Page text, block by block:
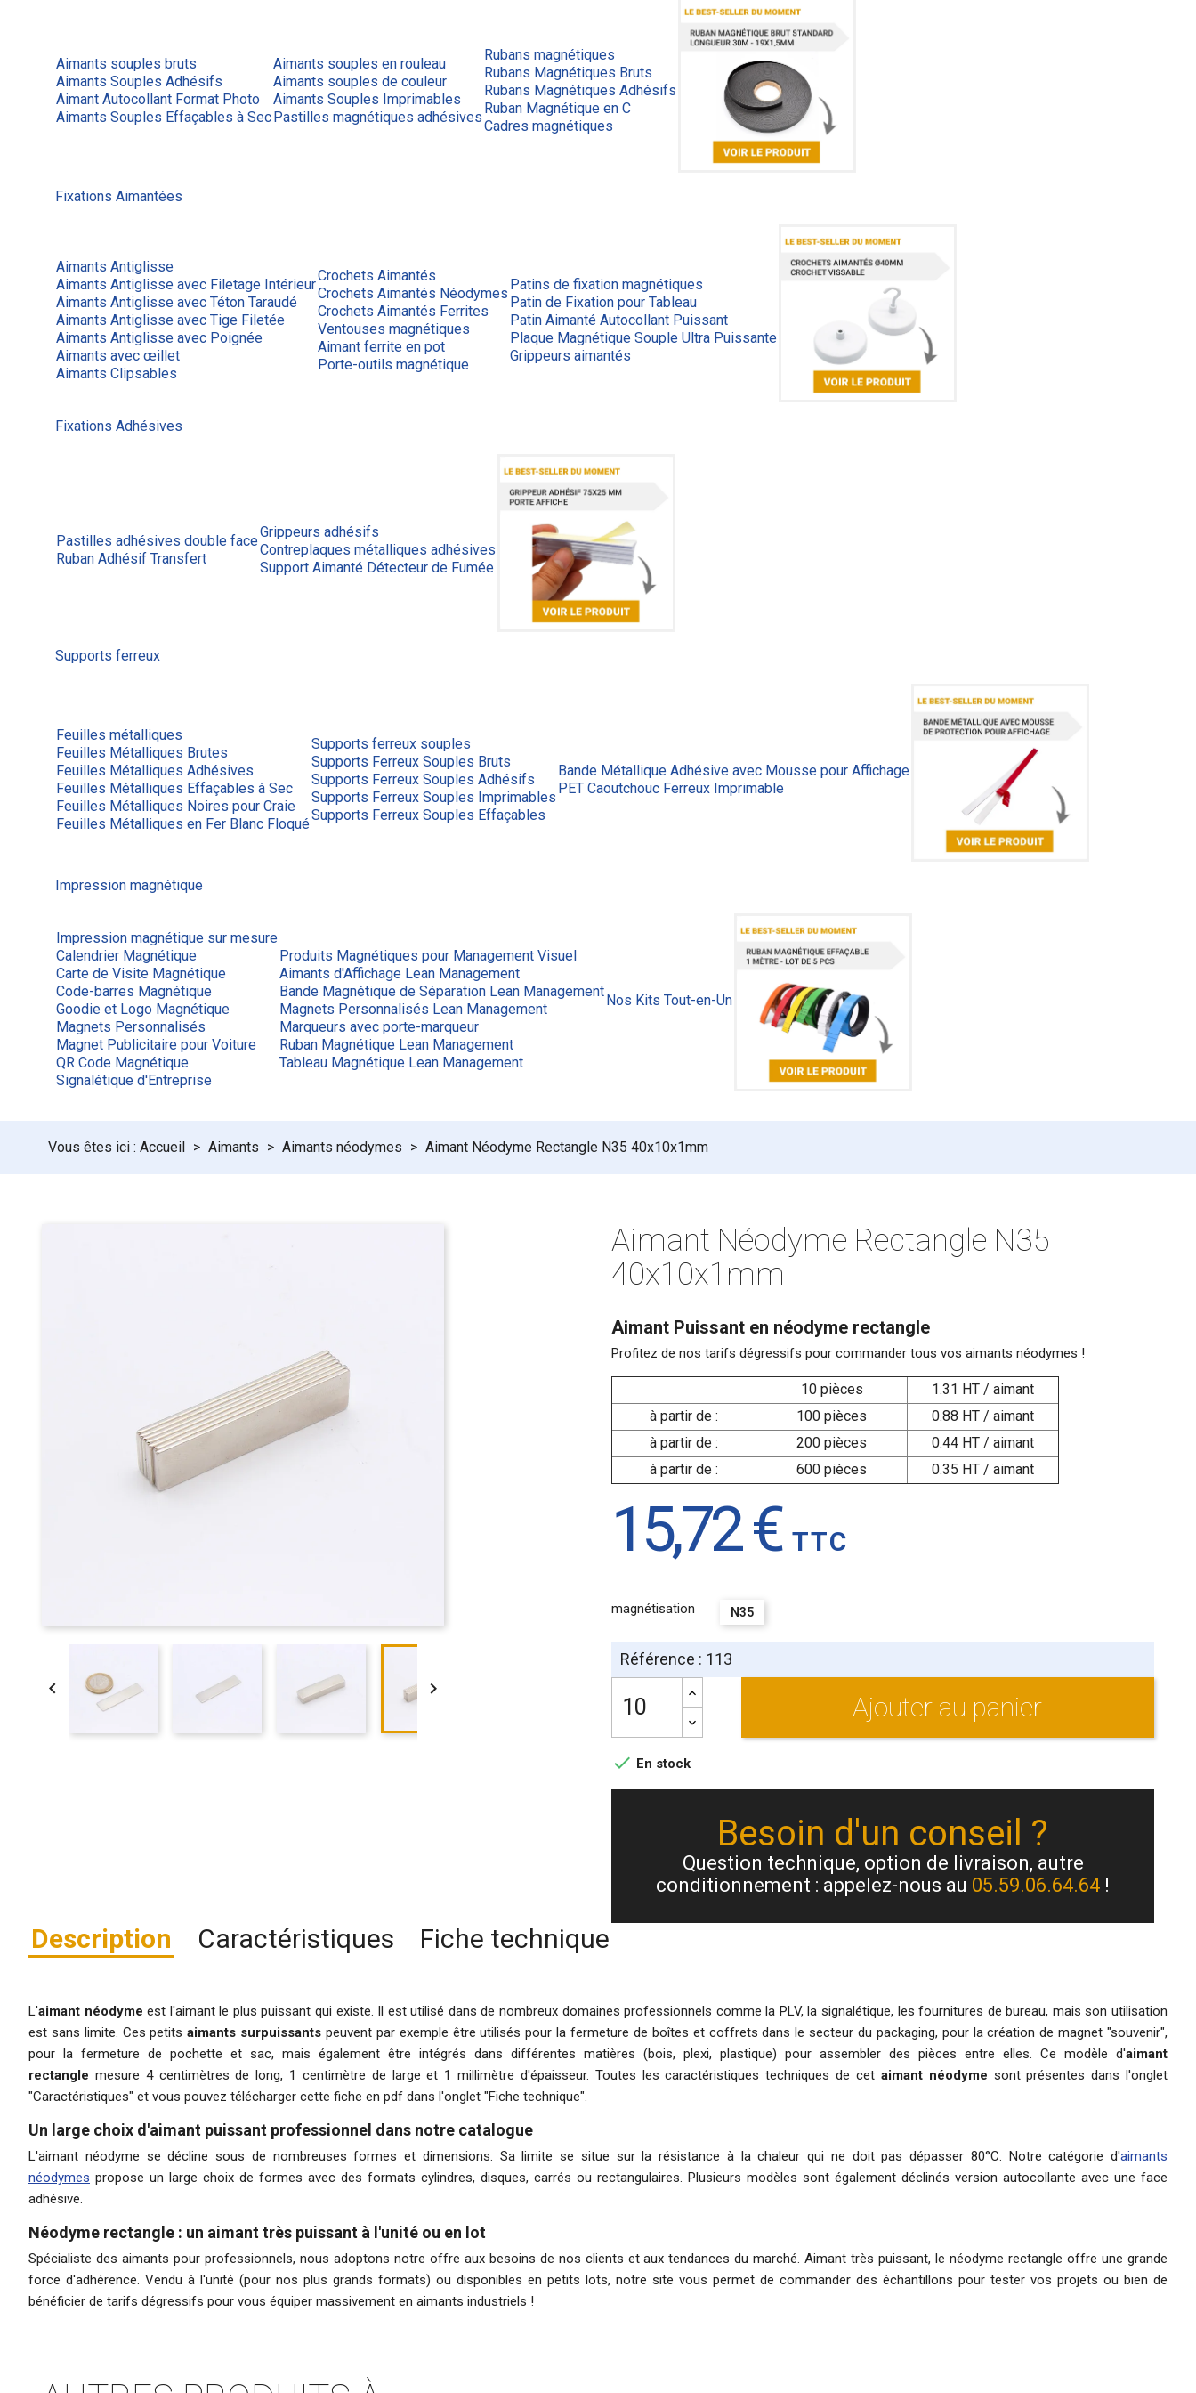
Aimants souples bruts
Aimants Souples Adhésifs
Aimant Autocollant Format Photo
Aimants Souples Effaçables à Sec
Aimants souples en rouleau
Aimants souples de couleur
Aimants Souples Imprimables
Pastilles magnétiques adhésives
Rubans magnétiques
Rubans Magnétiques Bruts
Rubans Magnétiques Adhésifs
Ruban Magnétique en C
Cadres magnétiques
Fixations Aimantées
Aimants Antiglisse
Aimants Antiglisse avec Filetage Intérieur
Aimants Antiglisse avec Téton Taraudé
Aimants Antiglisse avec Tige Filetée
Aimants Antiglisse avec Poignée
Aimants avec œillet
Aimants Clipsables
Crochets Aimantés
Crochets Aimantés Néodymes
Crochets Aimantés Ferrites
Ventouses magnétiques
Aimant ferrite en pot
Porte-outils magnétique
Patins de fixation magnétiques
Patin de Fixation pour Tableau
Patin Aimanté Autocollant Puissant
Plaque Magnétique Souple Ultra Puissante
Grippeurs aimantés
Fixations Adhésives
Pastilles adhésives double face
Ruban Adhésif Transfert
Grippeurs adhésifs
Contreplaques métalliques adhésives
Support Aimanté Détecteur de Fumée
Supports ferreux
Feuilles métalliques
Feuilles Métalliques Brutes
Feuilles Métalliques Adhésives
Feuilles Métalliques Effaçables à Sec
Feuilles Métalliques Noires pour Craie
Feuilles Métalliques en Fer Blanc Floqué
Supports ferreux souples
Supports Ferreux Souples Bruts
Supports Ferreux Souples Adhésifs
Supports Ferreux Souples Imprimables
Supports Ferreux Souples Effaçables
Bande Métallique Adhésive avec Mousse pour Affichage
PET Caoutchouc Ferreux Imprimable
Impression magnétique
Impression magnétique sur mesure
Calendrier Magnétique
Carte de Visite Magnétique
Code-barres Magnétique
Goodie et Logo Magnétique
Magnets Personnalisés
Magnet Publicitaire pour Voiture
QR Code Magnétique
Signalétique d'Entreprise
Produits Magnétiques pour Management Visuel
Aimants d'Affichage Lean Management
Bande Magnétique de Séparation Lean Management
Magnets Personnalisés Lean Management
Marqueurs avec porte-marqueur
Ruban Magnétique Lean Management
Tableau Magnétique Lean Management
Nos Kits Tout-en-Un
Accueil Aimants Aimants néodymes Aimant Néodyme Rectangle N35 40x10x1mm
 
Aimant Néodyme Rectangle N35
40x10x1mm
Aimant Puissant en néodyme rectangle
Profitez de nos tarifs dégressifs pour commander tous vos aimants néodymes !
10 pièces
1.31 HT / aimant
à partir de :
100 pièces
0.88 HT / aimant
à partir de :
200 pièces
0.44 HT / aimant
à partir de :
600 pièces 0.35 HT / aimant
15,72 € TTC
magnétisation N35
Référence : 113
Ajouter au panier
 En stock
Besoin d'un conseil ?
Question technique, option de livraison, autre
conditionnement : appelez-nous au 05.59.06.64.64 !
Description Caractéristiques Fiche technique
L'aimant néodyme est l'aimant le plus puissant qui existe. Il est utilisé dans de nombreux domaines professionnels comme la PLV, la signalétique, les fournitures de bureau, mais son utilisation
est sans limite. Ces petitsaimants surpuissants peuvent par exemple être utilisés pour la fermeture de boîtes et coffrets dans le secteur du packaging, pour la création de magnet "souvenir",
pour la fermeture de pochette et sac, mais également être intégrés dans différentes matières (bois, plexi, plastique) pour assembler des pièces entre elles. Ce modèle d'aimant
rectangle mesure 4 centimètres de long, 1 centimètre de large et 1 millimètre d'épaisseur. Toutes les caractéristiques techniques de cet aimant néodyme sont présentes dans l'onglet
"Caractéristiques" et vous pouvez télécharger cette fiche en pdf dans l'onglet "Fiche technique".
Un large choix d'aimant puissant professionnel dans notre catalogue
L'aimant néodyme se décline sous de nombreuses formes et dimensions. Sa limite se situe sur la résistance à la chaleur qui ne doit pas dépasser 80°C. Notre catégorie d'aimants
néodymes propose un large choix de formes avec des formats cylindres, disques, carrés ou rectangulaires. Plusieurs modèles sont également déclinés version autocollante avec une face
adhésive.
Néodyme rectangle : un aimant très puissant à l'unité ou en lot
Spécialiste des aimants pour professionnels, nous adoptons notre offre aux besoins de nos clients et aux tendances du marché. Aimant très puissant, le néodyme rectangle offre une grande
force d'adhérence. Vendu à l'unité (pour nos plus grands formats) ou disponibles en petits lots, notre site vous permet de commander des échantillons pour tester vos projets ou bien de
bénéficier de tarifs dégressifs pour vous équiper massivement en aimants industriels !